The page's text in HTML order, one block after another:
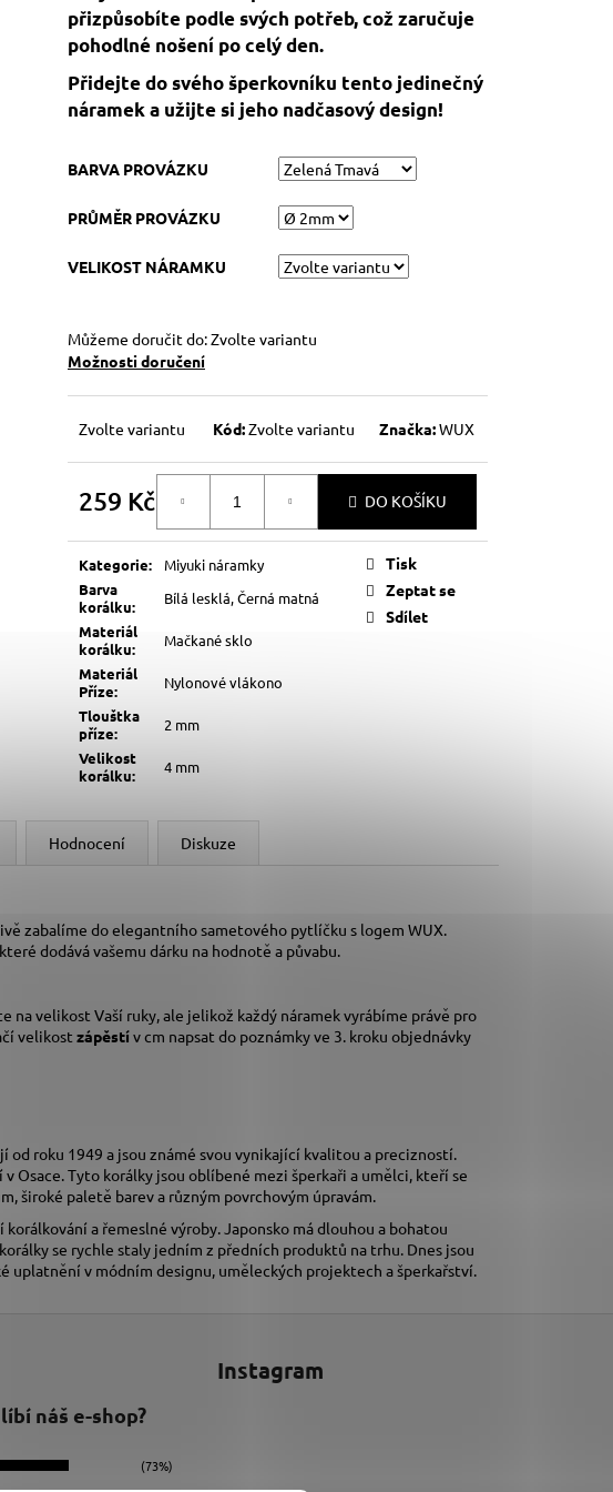
přizpůsobíte podle svých potřeb, což zaručuje
pohodlné nošení po celý den.
Přidejte do svého šperkovníku tento jedinečný
náramek a užijte si jeho nadčasový design!
BARVA PROVÁZKU
PRŮMĚR PROVÁZKU
VELIKOST NÁRAMKU
Můžeme doručit do:Zvolte variantu
Možnosti doručení
Zvolte variantu Kód:Zvolte variantu Značka:WUX
259 Kč
cena:
DO KOŠÍKU
Kategorie:
Miyuki náramky
Barva
korálku:
Bílá lesklá, Černá matná
Materiál
korálku:
Mačkané sklo
Materiál
Příze:
Nylonové vlákono
Tlouštka
příze:
2 mm
Velikost
korálku: 4 mm
Tisk
Zeptat se
Sdílet
Hodnocení Diskuze
zabalíme do elegantního sametového pytlíčku s logem WUX.
dodává vašemu dárku na hodnotě a půvabu.
na velikost Vaší ruky, ale jelikož každý náramek vyrábíme právě pro
velikost zápěstív cm napsat do poznámky ve 3. kroku objednávky
roku 1949 a jsou známé svou vynikající kvalitou a precizností.
Osace. Tyto korálky jsou oblíbené mezi šperkaři a umělci, kteří se
široké paletě barev a různým povrchovým úpravám.
a řemeslné výroby. Japonsko má dlouhou a bohatou
se rychle staly jedním z předních produktů na trhu. Dnes jsou
uplatnění v módním designu, uměleckých projektech a šperkařství.
149 Kč
náš e-shop?
(73%)
Instagram